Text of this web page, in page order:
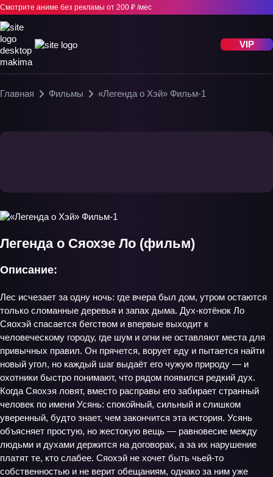
Смотрите аниме без рекламы от 200 ₽ /мес
VIP
Главная Фильмы «Легенда о Хэй» Фильм-1
Легенда о Сяохэе Ло (фильм)
Описание:
Лес исчезает за одну ночь: где вчера был дом, утром остаются
только сломанные деревья и запах дыма. Дух‑котёнок Ло
Сяохэй спасается бегством и впервые выходит к
человеческому городу, где шум и огни не оставляют места для
привычных правил. Он прячется, ворует еду и пытается найти
новый угол, но каждый шаг выдаёт его чужую природу — и
охотники быстро понимают, что рядом появился редкий дух.
Когда Сяохэя ловят, вместо расправы его забирает странный
человек по имени Усянь: спокойный, сильный и слишком
уверенный, будто знает, чем закончится эта история. Усянь
объясняет простую, но жестокую вещь — равновесие между
людьми и духами держится на договорах, а за их нарушение
платят те, кто слабее. Сяохэй не хочет быть чьей‑то
собственностью и не верит обещаниям, однако за ним уже